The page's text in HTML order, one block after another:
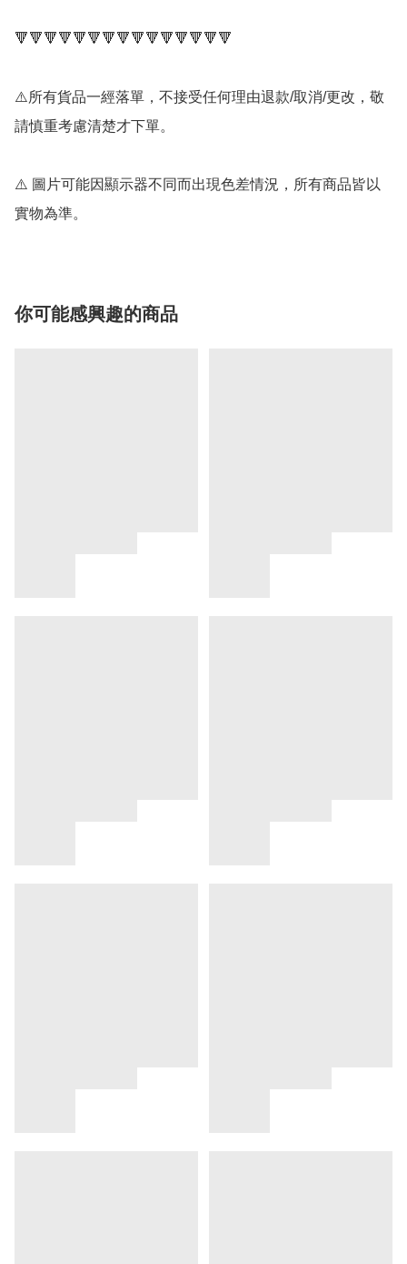
🔻🔻🔻🔻🔻🔻🔻🔻🔻🔻🔻🔻🔻🔻🔻
⚠️所有貨品一經落單，不接受任何理由退款/取消/更改，敬
請慎重考慮清楚才下單。
⚠️ 圖片可能因顯示器不同而出現色差情況，所有商品皆以
實物為準。
你可能感興趣的商品